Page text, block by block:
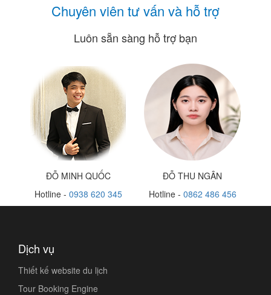
Chuyên viên tư vấn và hỗ trợ
Luôn sẵn sàng hỗ trợ bạn
ĐỖ MINH QUỐC
Hotline - 0938 620 345
ĐỖ THU NGÂN
Hotline - 0862 486 456
Dịch vụ
Thiết kế website du lịch
Tour Booking Engine